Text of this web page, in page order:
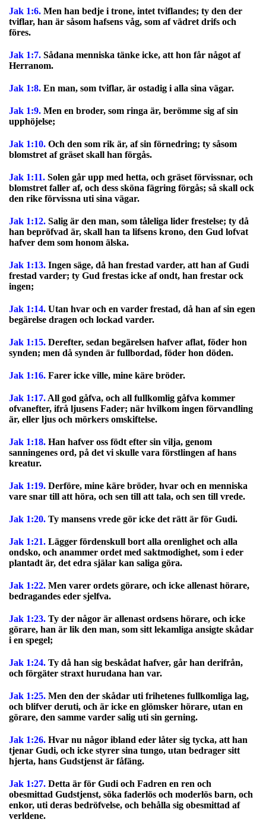
Jak 1:6. Men han bedje i trone, intet tviflandes; ty den der
tviflar, han är såsom hafsens våg, som af vädret drifs och
föres.
Jak 1:7. Sådana menniska tänke icke, att hon får något af
Herranom.
Jak 1:8. En man, som tviflar, är ostadig i alla sina vägar.
Jak 1:9. Men en broder, som ringa är, berömme sig af sin
upphöjelse;
Jak 1:10. Och den som rik är, af sin förnedring; ty såsom
blomstret af gräset skall han förgås.
Jak 1:11. Solen går upp med hetta, och gräset förvissnar, och
blomstret faller af, och dess sköna fägring förgås; så skall ock
den rike förvissna uti sina vägar.
Jak 1:12. Salig är den man, som tåleliga lider frestelse; ty då
han bepröfvad är, skall han ta lifsens krono, den Gud lofvat
hafver dem som honom älska.
Jak 1:13. Ingen säge, då han frestad varder, att han af Gudi
frestad varder; ty Gud frestas icke af ondt, han frestar ock
ingen;
Jak 1:14. Utan hvar och en varder frestad, då han af sin egen
begärelse dragen och lockad varder.
Jak 1:15. Derefter, sedan begärelsen hafver aflat, föder hon
synden; men då synden är fullbordad, föder hon döden.
Jak 1:16. Farer icke ville, mine käre bröder.
Jak 1:17. All god gåfva, och all fullkomlig gåfva kommer
ofvanefter, ifrå ljusens Fader; när hvilkom ingen förvandling
är, eller ljus och mörkers omskiftelse.
Jak 1:18. Han hafver oss födt efter sin vilja, genom
sanningenes ord, på det vi skulle vara förstlingen af hans
kreatur.
Jak 1:19. Derföre, mine käre bröder, hvar och en menniska
vare snar till att höra, och sen till att tala, och sen till vrede.
Jak 1:20. Ty mansens vrede gör icke det rätt är för Gudi.
Jak 1:21. Lägger fördenskull bort alla orenlighet och alla
ondsko, och anammer ordet med saktmodighet, som i eder
plantadt är, det edra själar kan saliga göra.
Jak 1:22. Men varer ordets görare, och icke allenast hörare,
bedragandes eder sjelfva.
Jak 1:23. Ty der någor är allenast ordsens hörare, och icke
görare, han är lik den man, som sitt lekamliga ansigte skådar
i en spegel;
Jak 1:24. Ty då han sig beskådat hafver, går han derifrån,
och förgäter straxt hurudana han var.
Jak 1:25. Men den der skådar uti frihetenes fullkomliga lag,
och blifver deruti, och är icke en glömsker hörare, utan en
görare, den samme varder salig uti sin gerning.
Jak 1:26. Hvar nu någor ibland eder låter sig tycka, att han
tjenar Gudi, och icke styrer sina tungo, utan bedrager sitt
hjerta, hans Gudstjenst är fåfäng.
Jak 1:27. Detta är för Gudi och Fadren en ren och
obesmittad Gudstjenst, söka faderlös och moderlös barn, och
enkor, uti deras bedröfvelse, och behålla sig obesmittad af
verldene.